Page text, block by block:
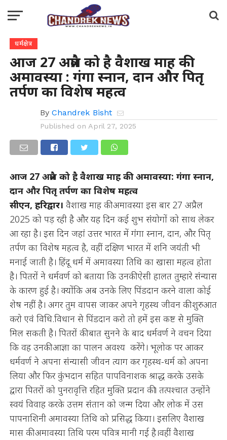
धर्मक्षेत्र
आज 27 अप्रैल को है वैशाख माह की
अमावस्या : गंगा स्नान, दान और पितृ
तर्पण का विशेष महत्व
By Chandrek Bisht
Published on April 27, 2025
आज 27 अप्रैल को है वैशाख माह की अमावस्या: गंगा स्नान,
दान और पितृ तर्पण का विशेष महत्व
सीएन, हरिद्वार। वैशाख माह की अमावस्या इस बार 27 अप्रैल
2025 को पड़ रही है और यह दिन कई शुभ संयोगों को साथ लेकर
आ रहा है। इस दिन जहां उत्तर भारत में गंगा स्नान, दान, और पितृ
तर्पण का विशेष महत्व है, वहीं दक्षिण भारत में शनि जयंती भी
मनाई जाती है। हिंदू धर्म में अमावस्या तिथि का खासा महत्व होता
है। पितरों ने धर्मवर्ण को बताया कि उनकी ऐसी हालत तुम्हारे संन्यास
के कारण हुई है। क्योंकि अब उनके लिए पिंडदान करने वाला कोई
शेष नहीं है। अगर तुम वापस जाकर अपने गृहस्थ जीवन की शुरुआत
करो एवं विधि.विधान से पिंडदान करो तो हमें इस कष्ट से मुक्ति
मिल सकती है। पितरों की बात सुनने के बाद धर्मवर्ण ने वचन दिया
कि वह उनकी आज्ञा का पालन अवश्य करेंगे। भूलोक पर आकर
धर्मवर्ण ने अपना संन्यासी जीवन त्याग कर गृहस्थ-धर्म को अपना
लिया और फिर कुंभदान सहित पापविनाशक श्राद्ध करके उसके
द्वारा पितरों को पुनरावृत्ति रहित मुक्ति प्रदान की। तत्पश्चात उन्होंने
स्वयं विवाह करके उत्तम संतान को जन्म दिया और लोक में उस
पापनाशिनी अमावस्या तिथि को प्रसिद्ध किया। इसलिए वैशाख
मास की अमावस्या तिथि परम पवित्र मानी गई है।वहीं वैशाख